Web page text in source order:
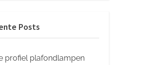
Posts
profiel plafondlampen